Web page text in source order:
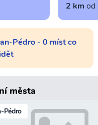
2 km od
Pédro - 0 míst co
města
Pédro